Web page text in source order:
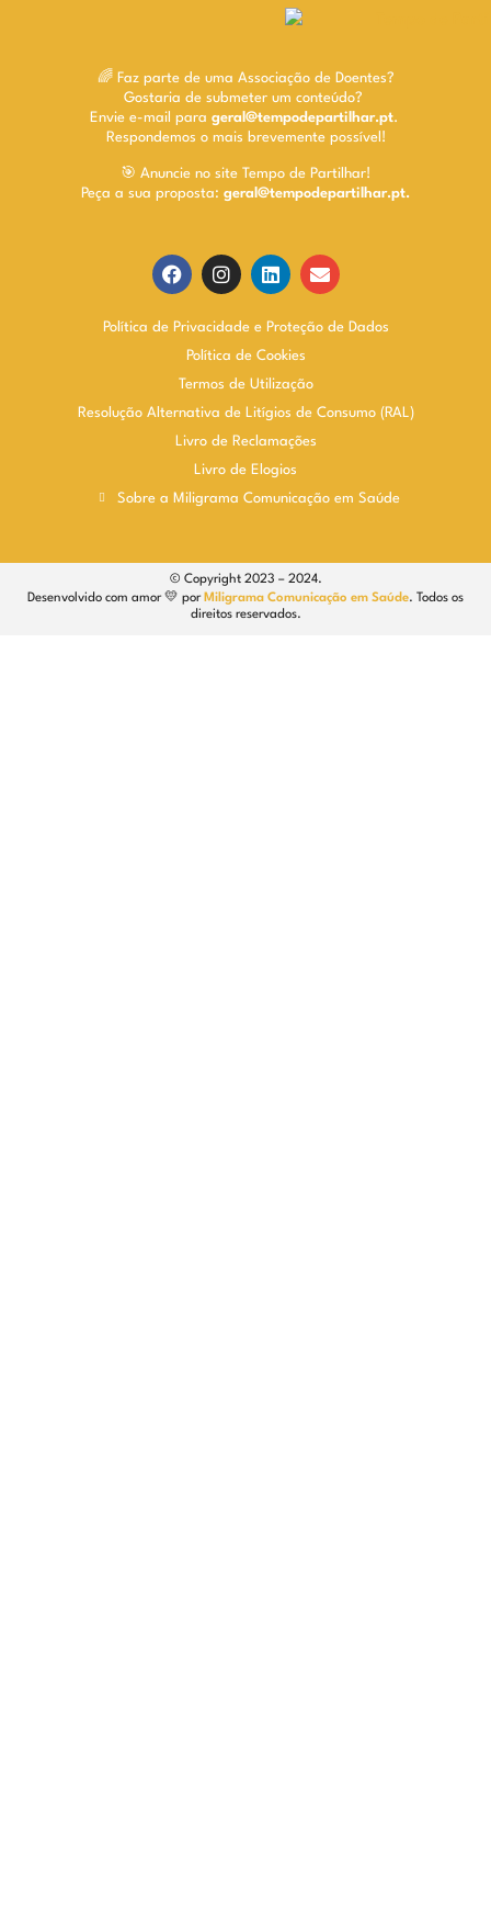
🌈 Faz parte de uma Associação de Doentes?
Gostaria de submeter um conteúdo?
Envie e-mail para geral@tempodepartilhar.pt.
Respondemos o mais brevemente possível!
🎯 Anuncie no site Tempo de Partilhar!
Peça a sua proposta: geral@tempodepartilhar.pt.
Política de Privacidade e Proteção de Dados
Política de Cookies
Termos de Utilização
Resolução Alternativa de Litígios de Consumo (RAL)
Livro de Reclamações
Livro de Elogios
Sobre a Miligrama Comunicação em Saúde
© Copyright 2023 – 2024.
Desenvolvido com amor 💛 por Miligrama Comunicação em Saúde. Todos os
direitos reservados.